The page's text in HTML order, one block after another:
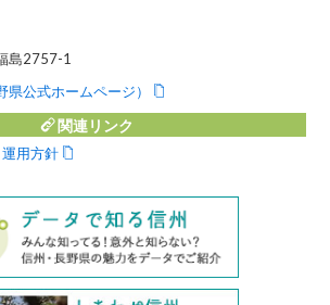
島2757-1
県公式ホームページ）
関連リンク
運用方針